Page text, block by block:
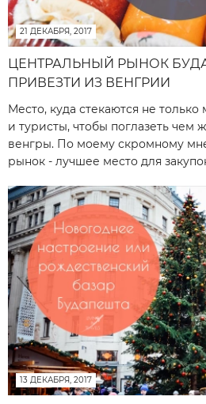
21 ДЕКАБРЯ, 2017
ЦЕНТРАЛЬНЫЙ РЫНОК
ПРИВЕЗТИ ИЗ ВЕНГРИИ
Место, куда стекаются не только
и туристы, чтобы поглазеть чем
венгры. По моему скромному
рынок - лучшее место для
13 ДЕКАБРЯ, 2017